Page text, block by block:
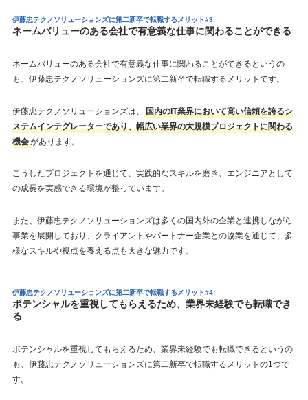
伊藤忠テクノソリューションズに第二新卒で転職するメリット#3:
ネームバリューのある会社で有意義な仕事に関わることができる
ネームバリューのある会社で有意義な仕事に関わることができるというの
も、伊藤忠テクノソリューションズに第二新卒で転職するメリットです。
伊藤忠テクノソリューションズは、
国内のIT業界において高い信頼を誇るシ
ステムインテグレーターであり、幅広い業界の大規模プロジェクトに関わる
機会があります。
こうしたプロジェクトを通じて、実践的なスキルを磨き、エンジニアとして
の成長を実感できる環境が整っています。
また、伊藤忠テクノソリューションズは多くの国内外の企業と連携しながら
事業を展開しており、クライアントやパートナー企業との協業を通じて、多
様なスキルや視点を養える点も大きな魅力です。
伊藤忠テクノソリューションズに第二新卒で転職するメリット#4:
ポテンシャルを重視してもらえるため、業界未経験でも転職でき
る
ポテンシャルを重視してもらえるため、業界未経験でも転職できるというの
も、伊藤忠テクノソリューションズに第二新卒で転職するメリットの1つで
す。